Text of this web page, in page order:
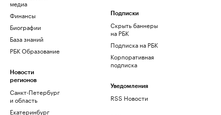
медиа
Финансы
Биографии
База знаний
РБК Образование
Новости
регионов
Санкт-Петербург
и область
Екатеринбург
Подписки
Скрыть баннеры
на РБК
Подписка на РБК
Корпоративная
подписка
Уведомления
RSS Новости